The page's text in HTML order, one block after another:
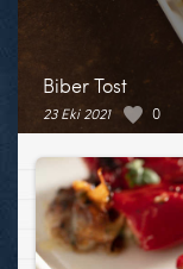
Biber Tost
23 Eki 2021 0